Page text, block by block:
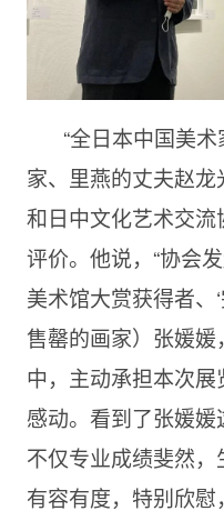
“全日本中国美
家、里燕的丈夫赵
和日中文化艺术交流
评价。他说，“协会
美术馆大赏获得者、
售罄的画家）张媛
中，主动承担本次
感动。看到了张媛
不仅专业成绩斐然，
有容有度，特别欣慰